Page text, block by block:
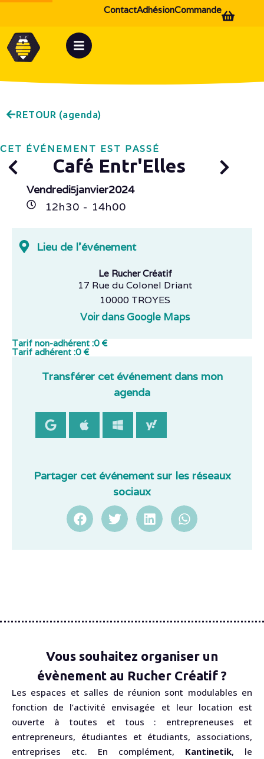
Commande
Adhésion
Contact
RETOUR (agenda)
CET ÉVÉNEMENT EST PASSÉ
Café Entr'Elles
Vendredi5janvier2024
12h30 - 14h00
Lieu de l'événement
Le Rucher Créatif
17 Rue du Colonel Driant
10000 TROYES
Voir dans Google Maps
Tarif non-adhérent :0 €
Tarif adhérent :0 €
Transférer cet événement dans mon
agenda
Partager cet événement sur les réseaux
sociaux
Vous souhaitez organiser un
évènement au Rucher Créatif ?
Les espaces et salles de réunion sont modulables en
fonction de l’activité envisagée et leur location est
ouverte à toutes et tous : entrepreneuses et
entrepreneurs, étudiantes et étudiants, associations,
entreprises etc. En complément, Kantinetik, le